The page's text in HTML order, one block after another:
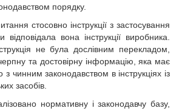
порядку.
стосовно інструкції з застосування
вона інструкції виробника.
не була дослівним перекладом,
та достовірну інформацію, яка має
з чинним законодавством в інструкціях із
засобів.
нормативну і законодавчу базу,